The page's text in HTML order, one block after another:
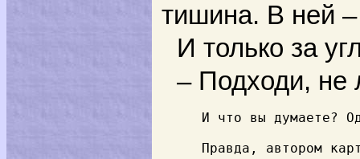
тишина. В ней –
И только за
– Подходи, не
И что вы думаете?
Правда, автором